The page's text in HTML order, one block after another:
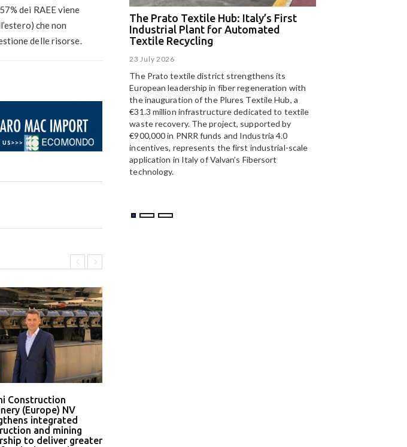
dei RAEE viene
che non
delle risorse.
Construction
(Europe) NV
integrated
and mining
to deliver greater
The Prato Textile Hub: Italy’s First
Industrial Plant for Automated
Textile Recycling
23 July 2026
The Prato textile district strengthens its
European leadership in fiber regeneration with
the inauguration of the Plures Textile Hub, a
€31.3 million infrastructure dedicated to textile
waste recovery. The project, supported by
€900,000 in PNRR funds and Industria 4.0
incentives, represents the first industrial-scale
application in Italy of Valvan’s Fibersort
technology.